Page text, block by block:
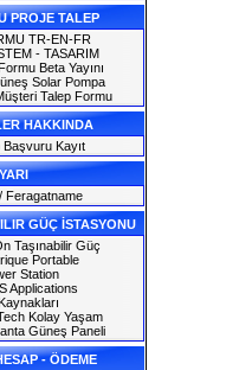
PROJE TALEP
TR-EN-FR
- TASARIM
Beta Yayını
Solar Pompa
Talep Formu
HAKKINDA
Başvuru Kayıt
Feragatname
GÜÇ İSTASYONU
Taşınabilir Güç
Portable
Station
Applications
Kolay Yaşam
Güneş Paneli
- ÖDEME